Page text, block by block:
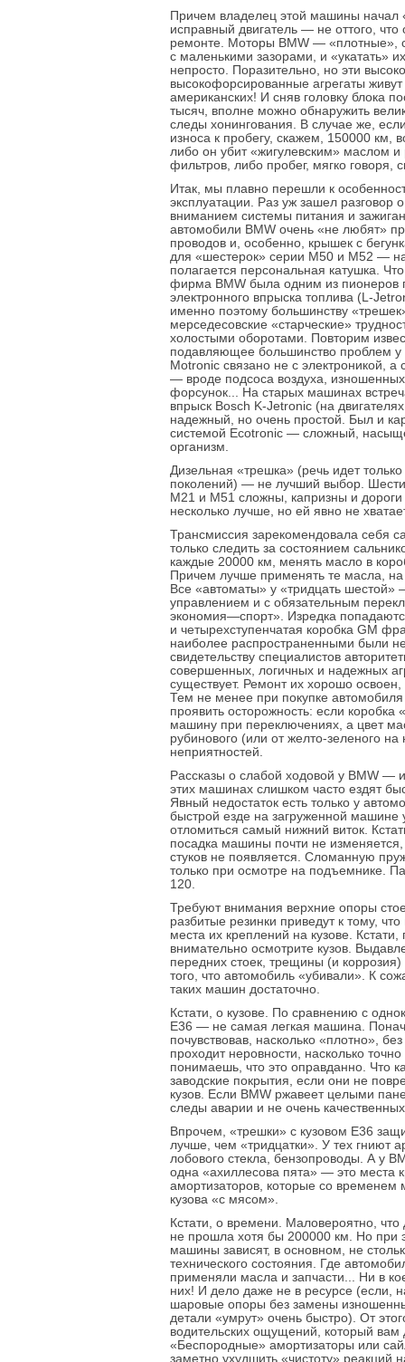
Причем владелец этой машины начал
исправный двигатель — не оттого,
ремонте. Моторы BMW — «плотные»,
с маленькими зазорами, и «укатать»
непросто. Поразительно, но эти
высокофорсированные агрегаты
американских! И сняв головку блока
тысяч, вполне можно обнаружить
следы хонингования. В случае же,
износа к пробегу, скажем, 150000 км,
либо он убит «жигулевским» маслом
фильтров, либо пробег, мягко говоря,
Итак, мы плавно перешли к
эксплуатации. Раз уж зашел разговор
вниманием системы питания и
автомобили BMW очень «не любят»
проводов и, особенно, крышек с
для «шестерок» серии М50 и М52 —
полагается персональная катушка.
фирма BMW была одним из пионеров
электронного впрыска топлива (L-
именно поэтому большинству
мерседесовские «старческие»
холостыми оборотами. Повторим
подавляющее большинство проблем у
Motronic связано не с электроникой,
— вроде подсоса воздуха,
форсунок... На старых машинах
впрыск Bosch K-Jetronic (на
надежный, но очень простой. Был и
системой Ecotronic — сложный,
организм.
Дизельная «трешка» (речь идет
поколений) — не лучший выбор.
М21 и М51 сложны, капризны и
несколько лучше, но ей явно не
Трансмиссия зарекомендовала себя
только следить за состоянием
каждые 20000 км, менять масло в
Причем лучше применять те масла, на
Все «автоматы» у «тридцать
управлением и с обязательным
экономия—спорт». Изредка
и четырехступенчатая коробка GM
наиболее распространенными были
свидетельству специалистов
совершенных, логичных и надежных
существует. Ремонт их хорошо
Тем не менее при покупке
проявить осторожность: если коробка
машину при переключениях, а цвет
рубинового (или от желто-зеленого
неприятностей.
Рассказы о слабой ходовой у BMW —
этих машинах слишком часто ездят
Явный недостаток есть только у
быстрой езде на загруженной машине
отломиться самый нижний виток.
посадка машины почти не
стуков не появляется. Сломанную
только при осмотре на подъемнике.
120.
Требуют внимания верхние опоры
разбитые резинки приведут к тому,
места их креплений на кузове.
внимательно осмотрите кузов.
передних стоек, трещины (и
того, что автомобиль «убивали». К
таких машин достаточно.
Кстати, о кузове. По сравнению с
Е36 — не самая легкая машина.
почувствовав, насколько «плотно»,
проходит неровности, насколько
понимаешь, что это оправданно. Что
заводские покрытия, если они не
кузов. Если BMW ржавеет целыми
следы аварии и не очень
Впрочем, «трешки» с кузовом E36
лучше, чем «тридцатки». У тех гниют
лобового стекла, бензопроводы. А у
одна «ахиллесова пята» — это места
амортизаторов, которые со временем
кузова «с мясом».
Кстати, о времени. Маловероятно,
не прошла хотя бы 200000 км. Но при
машины зависят, в основном, не
технического состояния. Где
применяли масла и запчасти... Ни в
них! И дело даже не в ресурсе (если,
шаровые опоры без замены
детали «умрут» очень быстро). От
водительских ощущений, который вам
«Беспородные» амортизаторы или
заметно ухудшить «чистоту» реакций